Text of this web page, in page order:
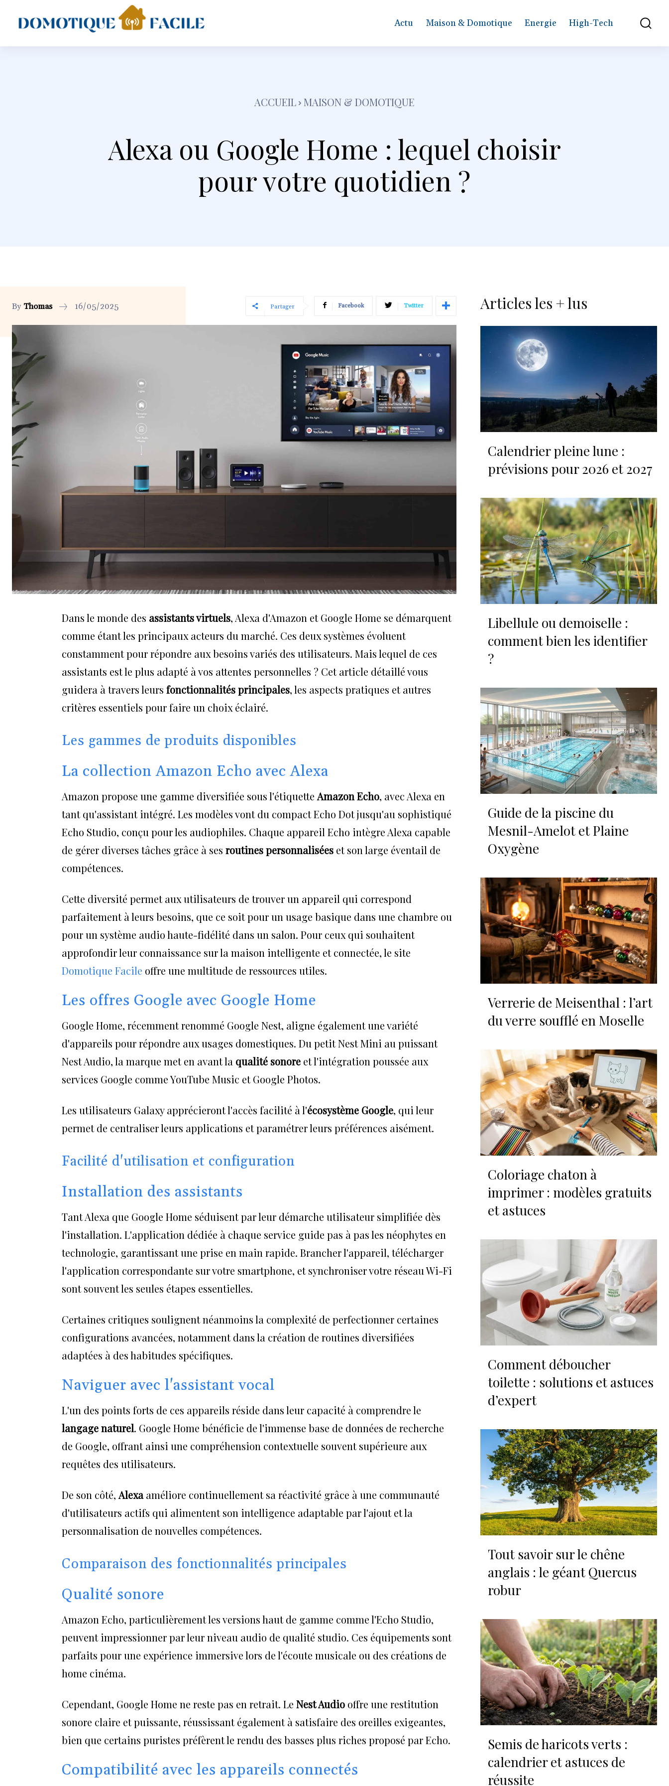
Actu Maison & Domotique Energie High-Tech
ACCUEIL MAISON & DOMOTIQUE
Alexa ou Google Home : lequel choisir
pour votre quotidien ?
By Thomas 16/05/2025 Partager Facebook Twitter
Dans le monde des assistants virtuels, Alexa d'Amazon et Google Home se démarquent
comme étant les principaux acteurs du marché. Ces deux systèmes évoluent
constamment pour répondre aux besoins variés des utilisateurs. Mais lequel de ces
assistants est le plus adapté à vos attentes personnelles ? Cet article détaillé vous
guidera à travers leurs fonctionnalités principales, les aspects pratiques et autres
critères essentiels pour faire un choix éclairé.
Les gammes de produits disponibles
La collection Amazon Echo avec Alexa
Amazon propose une gamme diversifiée sous l'étiquette Amazon Echo, avec Alexa en
tant qu'assistant intégré. Les modèles vont du compact Echo Dot jusqu'au sophistiqué
Echo Studio, conçu pour les audiophiles. Chaque appareil Echo intègre Alexa capable
de gérer diverses tâches grâce à ses routines personnalisées et son large éventail de
compétences.
Cette diversité permet aux utilisateurs de trouver un appareil qui correspond
parfaitement à leurs besoins, que ce soit pour un usage basique dans une chambre ou
pour un système audio haute-fidélité dans un salon. Pour ceux qui souhaitent
approfondir leur connaissance sur la maison intelligente et connectée, le site
Domotique Facile offre une multitude de ressources utiles.
Les offres Google avec Google Home
Google Home, récemment renommé Google Nest, aligne également une variété
d'appareils pour répondre aux usages domestiques. Du petit Nest Mini au puissant
Nest Audio, la marque met en avant la qualité sonore et l'intégration poussée aux
services Google comme YouTube Music et Google Photos.
Les utilisateurs Galaxy apprécieront l'accès facilité à l'écosystème Google, qui leur
permet de centraliser leurs applications et paramétrer leurs préférences aisément.
Facilité d'utilisation et configuration
Installation des assistants
Tant Alexa que Google Home séduisent par leur démarche utilisateur simplifiée dès
l'installation. L'application dédiée à chaque service guide pas à pas les néophytes en
technologie, garantissant une prise en main rapide. Brancher l'appareil, télécharger
l'application correspondante sur votre smartphone, et synchroniser votre réseau Wi-Fi
sont souvent les seules étapes essentielles.
Certaines critiques soulignent néanmoins la complexité de perfectionner certaines
configurations avancées, notamment dans la création de routines diversifiées
adaptées à des habitudes spécifiques.
Naviguer avec l'assistant vocal
L'un des points forts de ces appareils réside dans leur capacité à comprendre le
langage naturel. Google Home bénéficie de l'immense base de données de recherche
de Google, offrant ainsi une compréhension contextuelle souvent supérieure aux
requêtes des utilisateurs.
De son côté, Alexaaméliore continuellement sa réactivité grâce à une communauté
d'utilisateurs actifs qui alimentent son intelligence adaptable par l'ajout et la
personnalisation de nouvelles compétences.
Comparaison des fonctionnalités principales
Qualité sonore
Amazon Echo, particulièrement les versions haut de gamme comme l'Echo Studio,
peuvent impressionner par leur niveau audio de qualité studio. Ces équipements sont
parfaits pour une expérience immersive lors de l'écoute musicale ou des créations de
home cinéma.
Cependant, Google Home ne reste pas en retrait. Le Nest Audio offre une restitution
sonore claire et puissante, réussissant également à satisfaire des oreilles exigeantes,
bien que certains puristes préfèrent le rendu des basses plus riches proposé par Echo.
Compatibilité avec les appareils connectés
Articles les + lus
Calendrier pleine lune :
prévisions pour 2026 et 2027
Libellule ou demoiselle :
comment bien les identifier
?
Guide de la piscine du
Mesnil-Amelot et Plaine
Oxygène
Verrerie de Meisenthal : l’art
du verre soufflé en Moselle
Coloriage chaton à
imprimer : modèles gratuits
et astuces
Comment déboucher
toilette : solutions et astuces
d’expert
Tout savoir sur le chêne
anglais : le géant Quercus
robur
Semis de haricots verts :
calendrier et astuces de
réussite